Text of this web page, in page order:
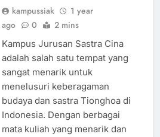
kampussiak
1 year
ago
0 2 mins
Kampus Jurusan Sastra Cina
adalah salah satu tempat yang
sangat menarik untuk
menelusuri keberagaman
budaya dan sastra Tionghoa di
Indonesia. Dengan berbagai
mata kuliah yang menarik dan